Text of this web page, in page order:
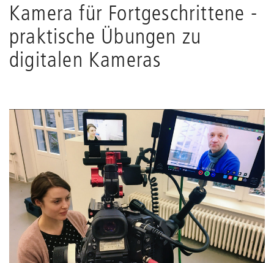
Webseite
Kamera für Fortgeschrittene -
praktische Übungen zu
digitalen Kameras